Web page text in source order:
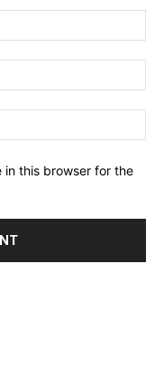
in this browser for the